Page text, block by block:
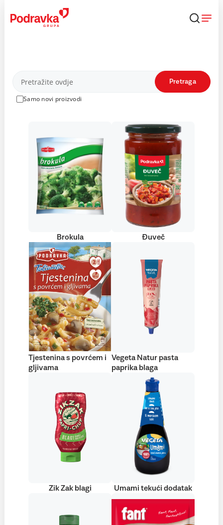
content
Proizvodi
Samo novi proizvodi
Pretraga
Brokula Đuveč
Tjestenina s povrćem i
gljivama
Vegeta Natur pasta
paprika blaga
Zik Zak blagi Umami tekući dodatak